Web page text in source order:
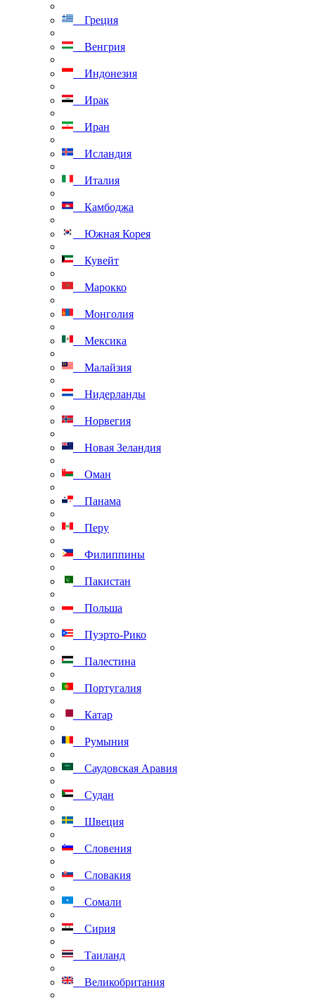
Греция
Венгрия
Индонезия
Ирак
Иран
Исландия
Италия
Камбоджа
Южная Корея
Кувейт
Марокко
Монголия
Мексика
Малайзия
Нидерланды
Норвегия
Новая Зеландия
Оман
Панама
Перу
Филиппины
Пакистан
Польша
Пуэрто-Рико
Палестина
Португалия
Катар
Румыния
Саудовская Аравия
Судан
Швеция
Словения
Словакия
Сомали
Сирия
Таиланд
Великобритания